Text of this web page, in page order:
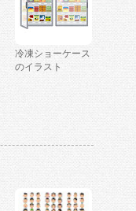
冷凍ショーケース
のイラスト